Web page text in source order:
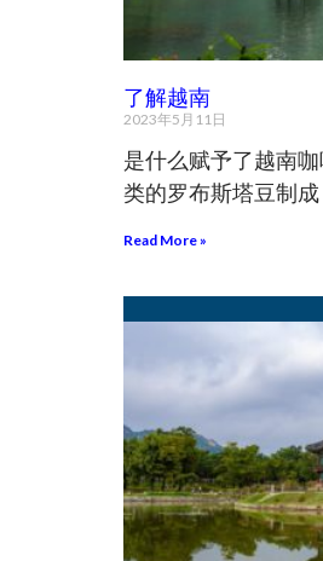
了解越南
2023年5月11日
是什么赋予了越南
类的罗布斯塔豆制成
Read More »